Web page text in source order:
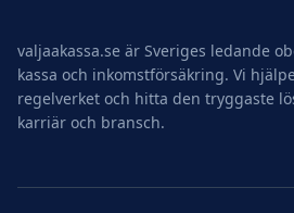
valjaakassa.se är Sveriges ledande
kassa och inkomstförsäkring. Vi
regelverket och hitta den tryggaste
karriär och bransch.